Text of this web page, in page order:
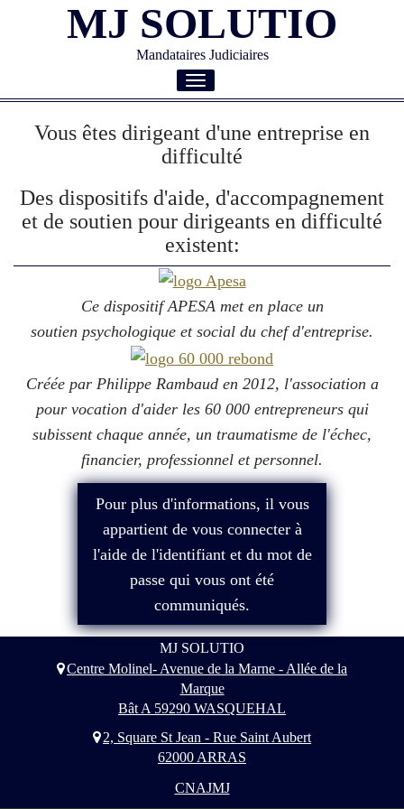
MJ SOLUTIO
Mandataires Judiciaires
Toggle
Vous êtes dirigeant d'une entreprise en
difficulté
Des dispositifs d'aide, d'accompagnement
et de soutien pour dirigeants en difficulté
existent:
Ce dispositif APESA met en place un
soutien psychologique et social du chef d'entreprise.
Créée par Philippe Rambaud en 2012, l'association a
pour vocation d'aider les 60 000 entrepreneurs qui
subissent chaque année, un traumatisme de l'échec,
financier, professionnel et personnel.
Pour plus d'informations, il vous
appartient de vous connecter à
l'aide de l'identifiant et du mot de
passe qui vous ont été
communiqués.
MJ SOLUTIO
Centre Molinel- Avenue de la Marne - Allée de la
Marque
Bât A 59290 WASQUEHAL
2, Square St Jean - Rue Saint Aubert
62000 ARRAS
CNAJMJ